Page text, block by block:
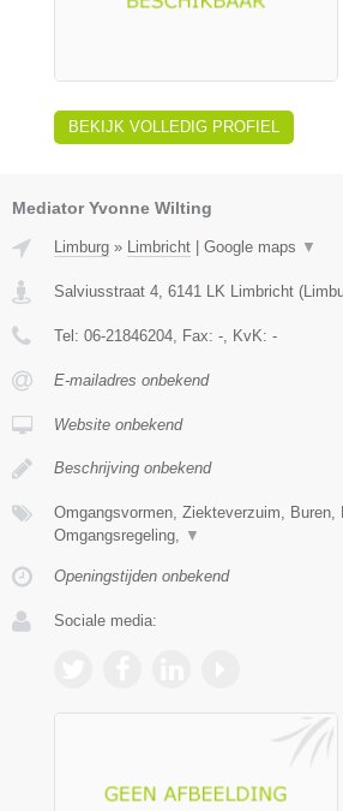
BEKIJK VOLLEDIG PROFIEL
Mediator Yvonne Wilting
Limburg » Limbricht Google maps ▼
Salviusstraat 4 6141 LK Limbricht (
Tel: 06-21846204 , Fax: - , KvK: -
E-mailadres onbekend
Website onbekend
Beschrijving onbekend
Omgangsvormen, Ziekteverzuim, Buren,
Omgangsregeling,
▼
Openingstijden onbekend
Sociale media: